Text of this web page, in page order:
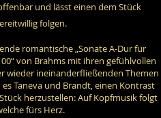
und lässt einen dem Stück
folgen.
romantische „Sonate A-Dur für
von Brahms mit ihren gefühlvollen
wieder ineinanderfließenden Themen
Taneva und Brandt, einen Kontrast
herzustellen: Auf Kopfmusik folgt
fürs Herz.